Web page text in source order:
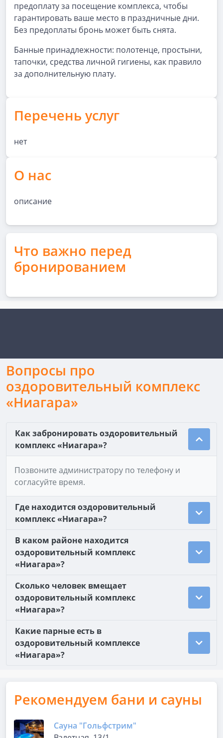
предоплату за посещение комплекса, чтобы
гарантировать ваше место в праздничные дни.
Без предоплаты бронь может быть снята.
Банные принадлежности: полотенце, простыни,
тапочки, средства личной гигиены, как правило
за дополнительную плату.
Перечень услуг
нет
О нас
описание
Что важно перед
бронированием
Вопросы про
оздоровительный комплекс
«Ниагара»
Как забронировать оздоровительный
комплекс «Ниагара»?
Позвоните администратору по телефону и
согласуйте время.
Где находится оздоровительный
комплекс «Ниагара»?
В каком районе находится
оздоровительный комплекс
«Ниагара»?
Сколько человек вмещает
оздоровительный комплекс
«Ниагара»?
Какие парные есть в
оздоровительный комплексе
«Ниагара»?
Рекомендуем бани и сауны
Сауна "Гольфстрим"